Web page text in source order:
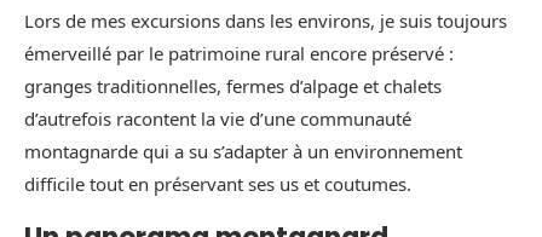
Lors de mes excursions dans les environs, je suis toujours
émerveillé par le patrimoine rural encore préservé :
granges traditionnelles, fermes d’alpage et chalets
d’autrefois racontent la vie d’une communauté
montagnarde qui a su s’adapter à un environnement
difficile tout en préservant ses us et coutumes.